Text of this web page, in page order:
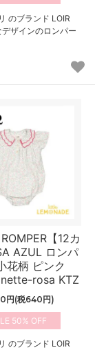
のブランド LOIR
ザインのロンパー
ROMPER【12カ
AZUL ロンパ
花柄 ピンク
rosa KTZ
円(税640円)
50%
のブランド LOIR